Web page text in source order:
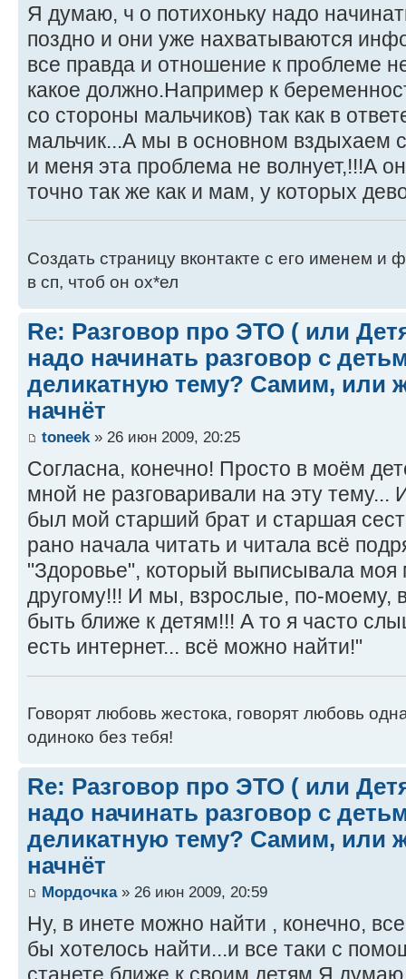
Я думаю, ч о потихоньку надо
поздно и они уже нахватываются
все правда и отношение к проблеме
какое должно.Например к
со стороны мальчиков) так как в
мальчик...А мы в основном вздыхаем
и меня эта проблема не волнует,!!!А
точно так же как и мам, у которых
Создать страницу вконтакте с его именем и
в сп, чтоб он ох*ел
Re: Разговор про ЭТО ( или
надо начинать разговор с
деликатную тему? Самим, или
начнёт
toneek» 26 июн 2009, 20:25
Согласна, конечно! Просто в моём
мной не разговаривали на эту
был мой старший брат и старшая
рано начала читать и читала всё
"Здоровье", который выписывала
другому!!! И мы, взрослые, по-моему,
быть ближе к детям!!! А то я часто
есть интернет... всё можно найти!"
Говорят любовь жестока, говорят любовь
одиноко без тебя!
Re: Разговор про ЭТО ( или
надо начинать разговор с
деликатную тему? Самим, или
начнёт
Мордочка» 26 июн 2009, 20:59
Ну, в инете можно найти , конечно,
бы хотелось найти...и все таки с